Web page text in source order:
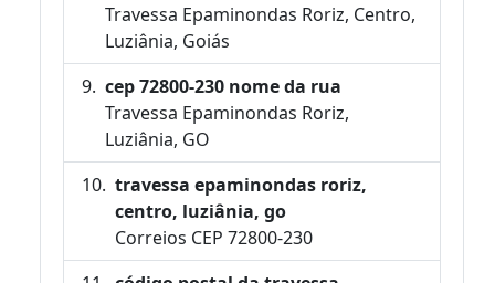
Travessa Epaminondas Roriz, Centro,
Luziânia, Goiás
cep 72800-230 nome da rua
Travessa Epaminondas Roriz,
Luziânia, GO
travessa epaminondas roriz,
centro, luziânia, go
Correios CEP 72800-230